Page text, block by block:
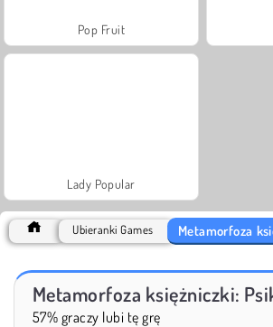
Pop Fruit
Lady Popular
Ubieranki Games Metamorfoza
Metamorfoza księżniczki:
57% graczy lubi tę grę